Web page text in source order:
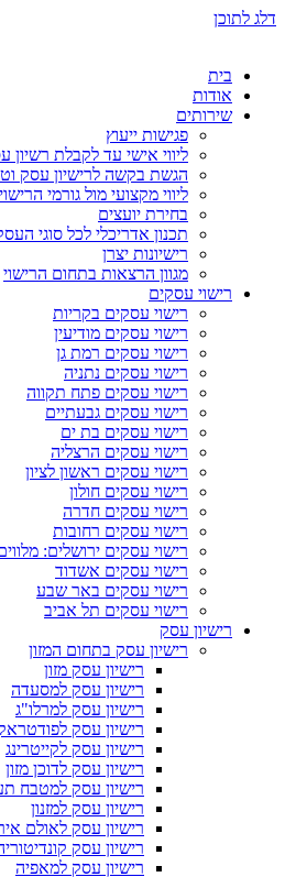
דלג לתוכן
בית
אודות
שירותים
פגישות ייעוץ
ליווי אישי עד לקבלת רשיון
הגשת בקשה לרישיון עסק
ליווי מקצועי מול גורמי הרישוי
בחירת יועצים
תכנון אדריכלי לכל סוגי
רישיונות יצרן
מגוון הרצאות בתחום הרישוי
רישוי עסקים
רישוי עסקים בקריות
רישוי עסקים מודיעין
רישוי עסקים רמת גן
רישוי עסקים נתניה
רישוי עסקים פתח תקווה
רישוי עסקים גבעתיים
רישוי עסקים בת ים
רישוי עסקים הרצליה
רישוי עסקים ראשון לציון
רישוי עסקים חולון
רישוי עסקים חדרה
רישוי עסקים רחובות
רישוי עסקים ירושלים:
רישוי עסקים אשדוד
רישוי עסקים באר שבע
רישוי עסקים תל אביב
רישיון עסק
רישיון עסק בתחום המזון
רישיון עסק מזון
רישיון עסק למסעדה
רישיון עסק למרלו"ג
רישיון עסק
רישיון עסק לקייטרינג
רישיון עסק לדוכן מזון
רישיון עסק למטבח
רישיון עסק למזנון
רישיון עסק לאולם
רישיון עסק
רישיון עסק למאפיה